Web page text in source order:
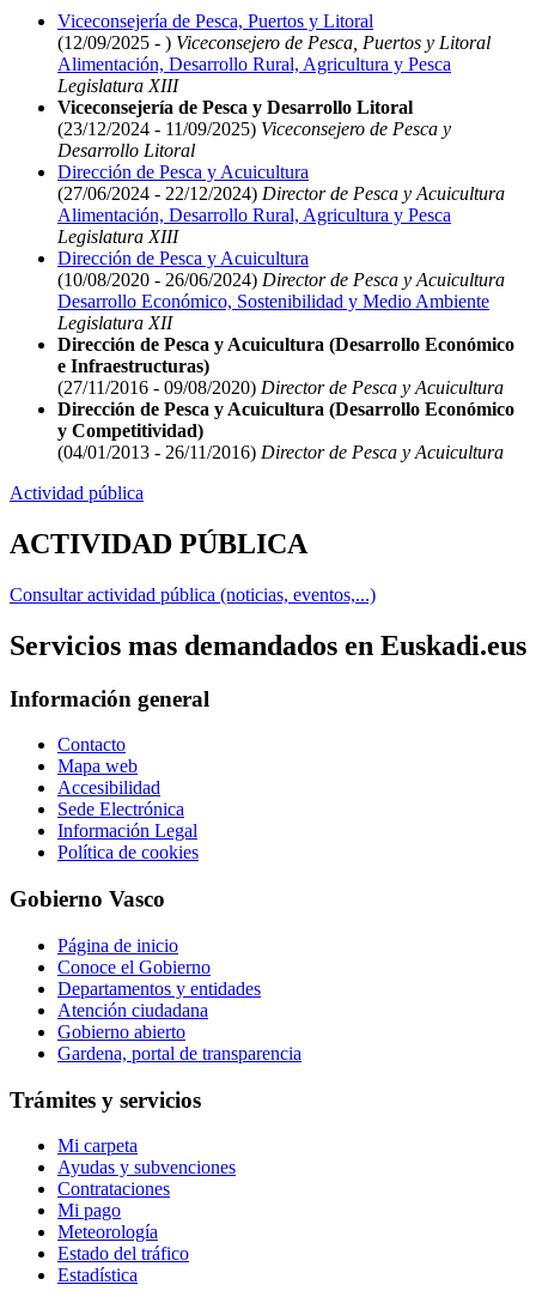
Viceconsejería de Pesca, Puertos y Litoral
(12/09/2025 - ) Viceconsejero de Pesca, Puertos y Litoral
Alimentación, Desarrollo Rural, Agricultura y Pesca
Legislatura XIII
Viceconsejería de Pesca y Desarrollo Litoral
(23/12/2024 - 11/09/2025) Viceconsejero de Pesca y
Desarrollo Litoral
Dirección de Pesca y Acuicultura
(27/06/2024 - 22/12/2024) Director de Pesca y Acuicultura
Alimentación, Desarrollo Rural, Agricultura y Pesca
Legislatura XIII
Dirección de Pesca y Acuicultura
(10/08/2020 - 26/06/2024) Director de Pesca y Acuicultura
Desarrollo Económico, Sostenibilidad y Medio Ambiente
Legislatura XII
Dirección de Pesca y Acuicultura (Desarrollo Económico
e Infraestructuras)
(27/11/2016 - 09/08/2020) Director de Pesca y Acuicultura
Dirección de Pesca y Acuicultura (Desarrollo Económico
y Competitividad)
(04/01/2013 - 26/11/2016) Director de Pesca y Acuicultura
Actividad pública
ACTIVIDAD PÚBLICA
Consultar actividad pública (noticias, eventos,...)
Servicios mas demandados en Euskadi.eus
Información general
Contacto
Mapa web
Accesibilidad
Sede Electrónica
Información Legal
Política de cookies
Gobierno Vasco
Página de inicio
Conoce el Gobierno
Departamentos y entidades
Atención ciudadana
Gobierno abierto
Gardena, portal de transparencia
Trámites y servicios
Mi carpeta
Ayudas y subvenciones
Contrataciones
Mi pago
Meteorología
Estado del tráfico
Estadística